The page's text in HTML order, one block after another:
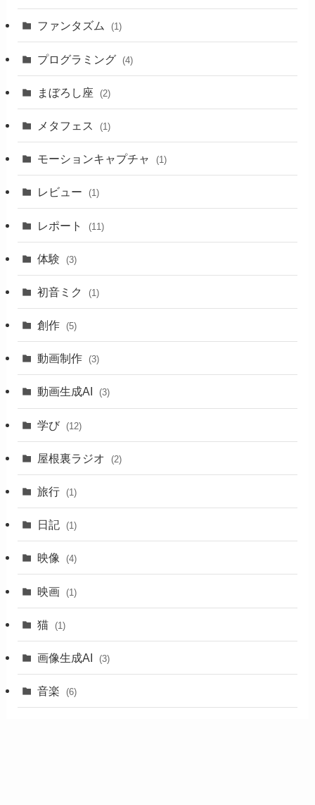
ファンタズム (1)
プログラミング (4)
まぼろし座 (2)
メタフェス (1)
モーションキャプチャ (1)
レビュー (1)
レポート (11)
体験 (3)
初音ミク (1)
創作 (5)
動画制作 (3)
動画生成AI (3)
学び (12)
屋根裏ラジオ (2)
旅行 (1)
日記 (1)
映像 (4)
映画 (1)
猫 (1)
画像生成AI (3)
音楽 (6)